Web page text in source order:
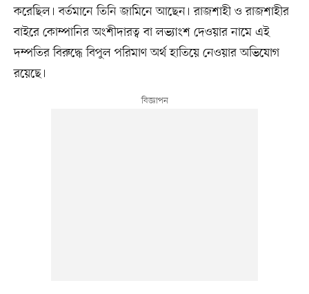
করেছিল। বর্তমানে তিনি জামিনে আছেন। রাজশাহী ও রাজশাহীর
বাইরে কোম্পানির অংশীদারত্ব বা লভ্যাংশ দেওয়ার নামে এই
দম্পতির বিরুদ্ধে বিপুল পরিমাণ অর্থ হাতিয়ে নেওয়ার অভিযোগ
রয়েছে।